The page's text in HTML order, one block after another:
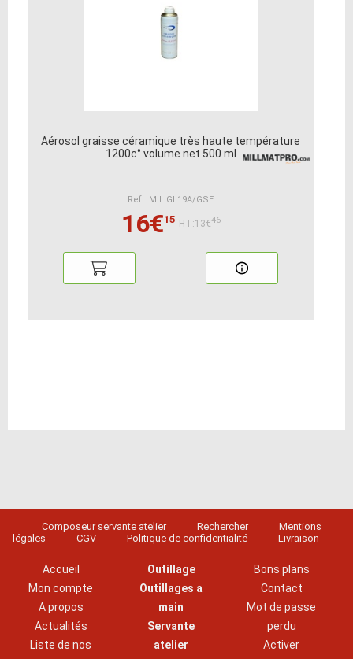
Aérosol graisse céramique très haute température
1200c° volume net 500 ml
Ref : MIL GL19A/GSE
16€15 HT:13€46
Composeur servante atelier Rechercher
Mentions
légales
CGV Politique de confidentialité Livraison
Accueil
Mon compte
A propos
Actualités
Liste de nos
Outillage
Outillages a
main
Servante
atelier
Bons plans
Contact
Mot de passe
perdu
Activer